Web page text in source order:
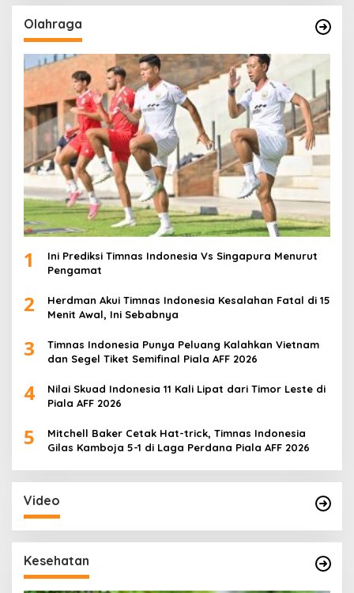
Olahraga
1
Ini Prediksi Timnas Indonesia Vs Singapura Menurut
Pengamat
2
Herdman Akui Timnas Indonesia Kesalahan Fatal di 15
Menit Awal, Ini Sebabnya
3
Timnas Indonesia Punya Peluang Kalahkan Vietnam
dan Segel Tiket Semifinal Piala AFF 2026
4
Nilai Skuad Indonesia 11 Kali Lipat dari Timor Leste di
Piala AFF 2026
5
Mitchell Baker Cetak Hat-trick, Timnas Indonesia
Gilas Kamboja 5-1 di Laga Perdana Piala AFF 2026
Video
Kesehatan